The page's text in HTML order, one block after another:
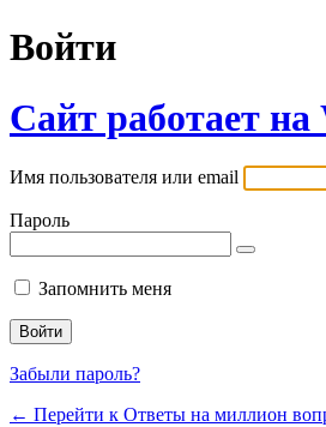
Войти
Сайт работает на
Имя пользователя или email
Пароль
Запомнить меня
Забыли пароль?
← Перейти к Ответы на миллион